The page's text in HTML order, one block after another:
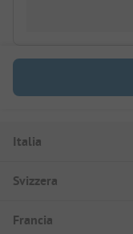
Italia
Svizzera
Francia